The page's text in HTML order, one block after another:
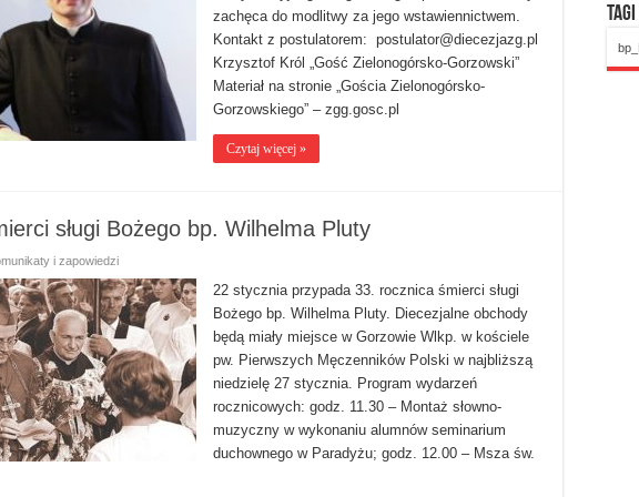
zachęca do modlitwy za jego wstawiennictwem.
Kontakt z postulatorem: postulator@diecezjazg.pl
Krzysztof Król „Gość Zielonogórsko-Gorzowski”
Materiał na stronie „Gościa Zielonogórsko-
Gorzowskiego” – zgg.gosc.pl
Czytaj więcej »
sługi Bożego bp. Wilhelma Pluty
i zapowiedzi
22 stycznia przypada 33. rocznica śmierci sługi
Bożego bp. Wilhelma Pluty. Diecezjalne obchody
będą miały miejsce w Gorzowie Wlkp. w kościele
pw. Pierwszych Męczenników Polski w najbliższą
niedzielę 27 stycznia. Program wydarzeń
rocznicowych: godz. 11.30 – Montaż słowno-
muzyczny w wykonaniu alumnów seminarium
duchownego w Paradyżu; godz. 12.00 – Msza św.
Tagi